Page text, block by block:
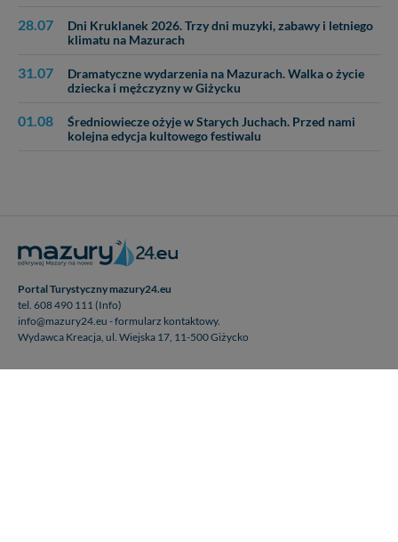
28.07
Dni Kruklanek 2026. Trzy dni muzyki, zabawy i letniego
klimatu na Mazurach
31.07
Dramatyczne wydarzenia na Mazurach. Walka o życie
dziecka i mężczyzny w Giżycku
01.08
Średniowiecze ożyje w Starych Juchach. Przed nami
kolejna edycja kultowego festiwalu
Portal Turystyczny mazury24.eu
tel. 608 490 111 (Info)
info@mazury24.eu - formularz kontaktowy.
Wydawca Kreacja, ul. Wiejska 17, 11-500 Giżycko